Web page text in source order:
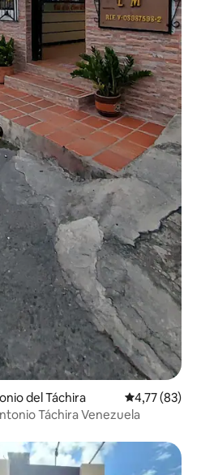
del Táchira 4,77 de uma
4,77 (83)
Táchira Venezuela